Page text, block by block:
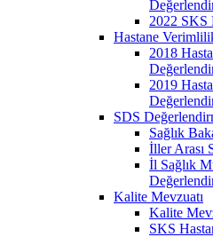
2022 SKS
Hastane
2018
2019
SDS
Sağlık
İller Arası
İl Sağlık
Kalite Mevzuatı
Kalite
SKS